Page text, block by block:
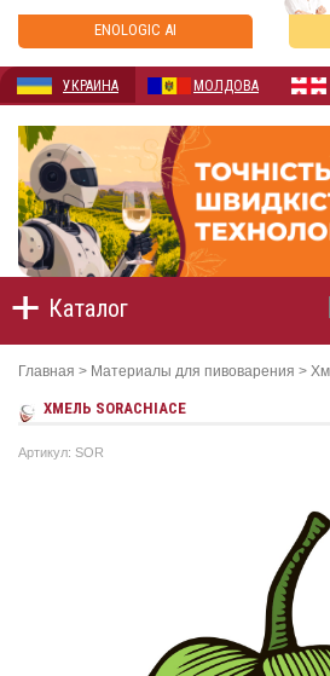
ENOLOGIC AI
УКРАИНА МОЛДОВА
Каталог
Главная > Материалы для пивоварения >
ХМEЛЬ SORACHIACE
Артикул: SOR